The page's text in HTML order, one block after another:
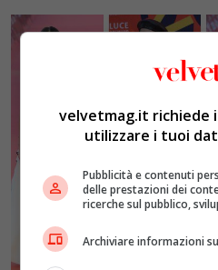
velvetmag.it richiede
utilizzare i tuoi
Pubblicità e contenuti
delle prestazioni dei
ricerche sul pubblico,
Archiviare informazioni